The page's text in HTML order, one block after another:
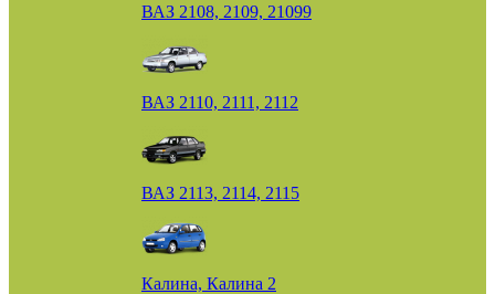
ВАЗ 2108, 2109, 21099
ВАЗ 2110, 2111, 2112
ВАЗ 2113, 2114, 2115
Калина, Калина 2